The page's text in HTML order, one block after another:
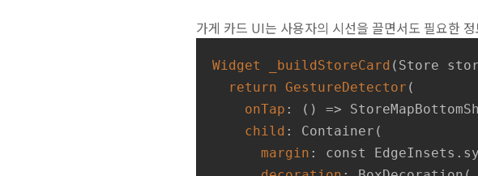
가게 카드 UI는 사용자의 시선을 끌면서도 필요한
Widget _buildStoreCard (Store
return GestureDetector (
onTap : () =>
child : Container(
margin : const